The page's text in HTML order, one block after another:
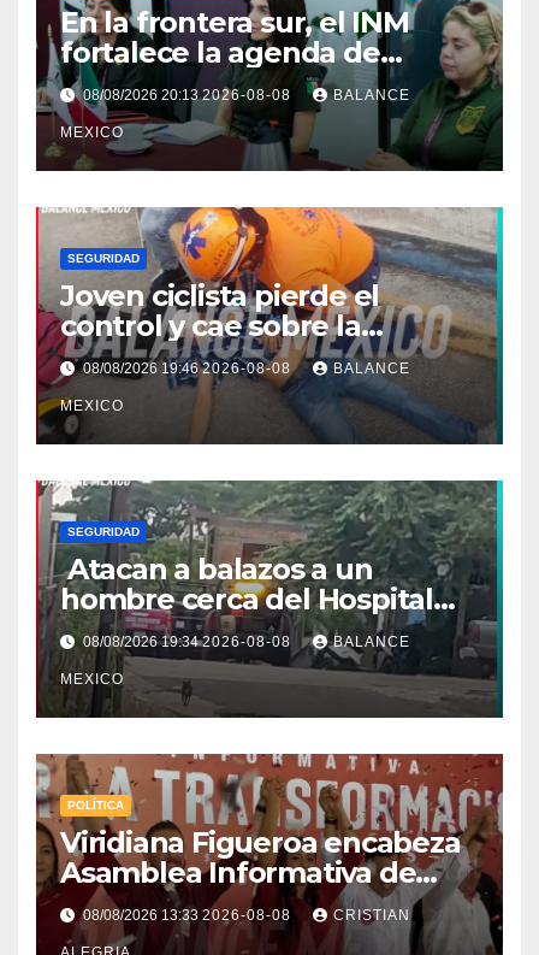
En la frontera sur, el INM
fortalece la agenda de
trabajo conjunta con el
Consulado de Guatemala.
08/08/2026 20:13 2026-08-08 BALANCE
MEXICO
SEGURIDAD
Joven ciclista pierde el
control y cae sobre la
banqueta en Tapachula
08/08/2026 19:462026-08-08 BALANCE
MEXICO
SEGURIDAD
Atacan a balazos a un
hombre cerca del Hospital
General de Huixtla
08/08/2026 19:342026-08-08 BALANCE
MEXICO
POLÍTICA
Viridiana Figueroa encabeza
Asamblea Informativa de
Morena en Tapachula y deja
claro: “Es tiempo de mujeres”
08/08/2026 13:33 2026-08-08 CRISTIAN